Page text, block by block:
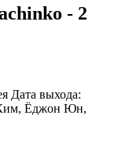
- 2
Дата выхода:
Ёджон Юн,